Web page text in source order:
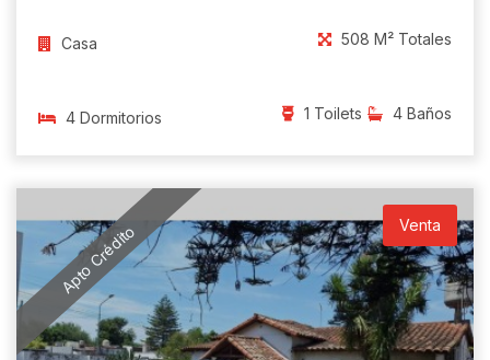
Casa 508 M² Totales
4 Dormitorios 4 Baños
1 Toilets
Apto Crédito Venta